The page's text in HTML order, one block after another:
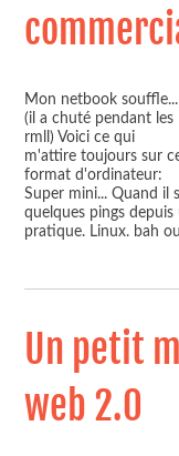
Mon netbook souffle...
(il a chuté pendant les
rmll) Voici ce qui
m'attire toujours sur
format d'ordinateur:
Super mini... Quand il
quelques pings
pratique. Linux. bah
Un petit
web 2.0